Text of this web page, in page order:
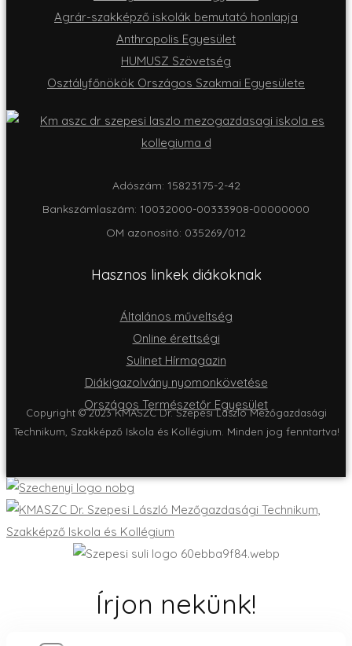
Agrár-szakképző iskolák bemutató honlapja
Anthropolis Egyesület
HUMUSZ Szövetség
Osztályfőnökök Országos Szakmai Egyesülete
Adószám: 15823175-2-42
Bankszámlaszám: 10032000-00333908-00000000
OM azonositó: 035269/012
Hasznos linkek diákoknak
Általános műveltség
Online érettségi
Sulinet Hírmagazin
Diákigazolvány nyomonkövetése
Országos Természetőr Egyesület
Copyright © 2023 KMASZC Dr. Szepesi László Mezőgazdasági
Technikum, Szakképző Iskola és Kollégium. Minden jog fenntartva!
Írjon nekünk!